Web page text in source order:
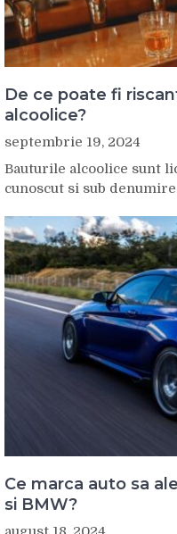
De ce poate fi
alcoolice?
septembrie 19, 2024
Bauturile alcoolice sunt
cunoscut si sub
Ce marca auto sa
si BMW?